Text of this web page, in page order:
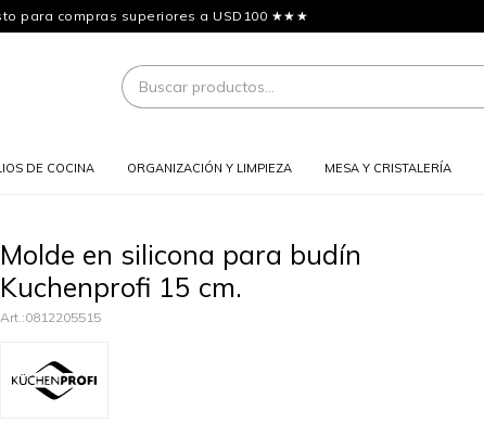
para compras superiores a USD100 ★★★
DE COCINA ORGANIZACIÓN Y LIMPIEZA MESA Y CRISTALERÍA
Molde en silicona para budín
Kuchenprofi 15 cm.
0812205515